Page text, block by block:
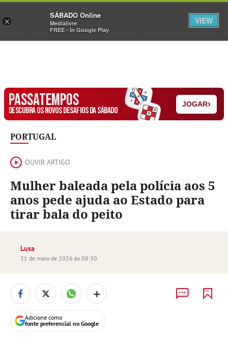
Sábado Assine Iniciar Sessão
PASSATEMPOS
DESCUBRA OS NOVOS DESAFIOS DA SÁBADO
JOGAR›
PORTUGAL
OUVIR ARTIGO
Mulher baleada pela polícia aos 5
anos pede ajuda ao Estado para
tirar bala do peito
Lusa
31 de maio de 2026 às 08:30
+
Adicione como
fonte preferencial no Google
×
SÁBADO Online
Medialivre
FREE - In Google Play
VIEW